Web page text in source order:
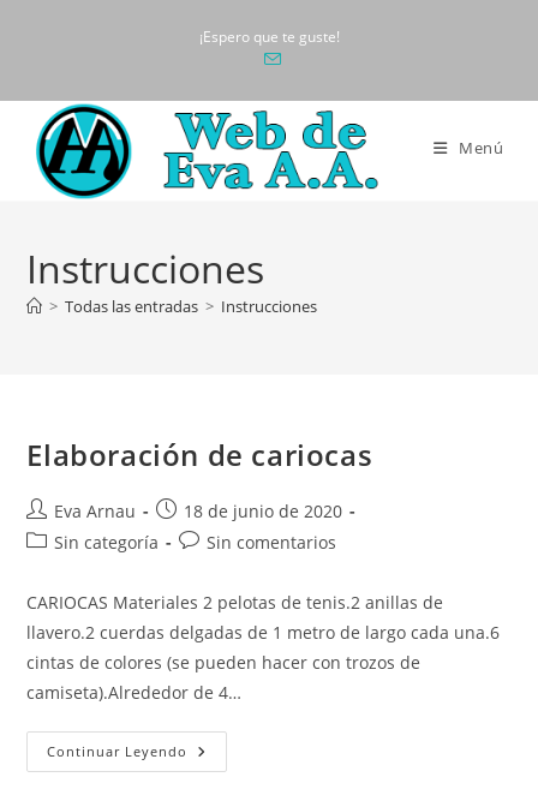
¡Espero que te guste!
Menú
Instrucciones
> Todas las entradas > Instrucciones
Elaboración de cariocas
Autor
de
Eva Arnau
Publicación
de
18 de junio de 2020
Categoría
la
entrada:
Sin categoría
Comentarios
la
entrada:
Sin comentarios
CARIOCAS Materiales 2 pelotas de tenis.2 anillas de
llavero.2 cuerdas delgadas de 1 metro de largo cada una.6
cintas de colores (se pueden hacer con trozos de
camiseta).Alrededor de 4…
Continuar Leyendo Elaboración
De